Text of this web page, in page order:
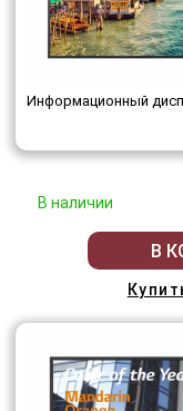
Информационный
В наличии
В